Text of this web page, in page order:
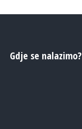
Gdje se nalazimo?